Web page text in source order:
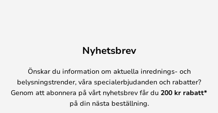
Nyhetsbrev
Önskar du information om aktuella inrednings- och
belysningstrender, våra specialerbjudanden och rabatter?
Genom att abonnera på vårt nyhetsbrev får du 200 kr rabatt*
på din nästa beställning.